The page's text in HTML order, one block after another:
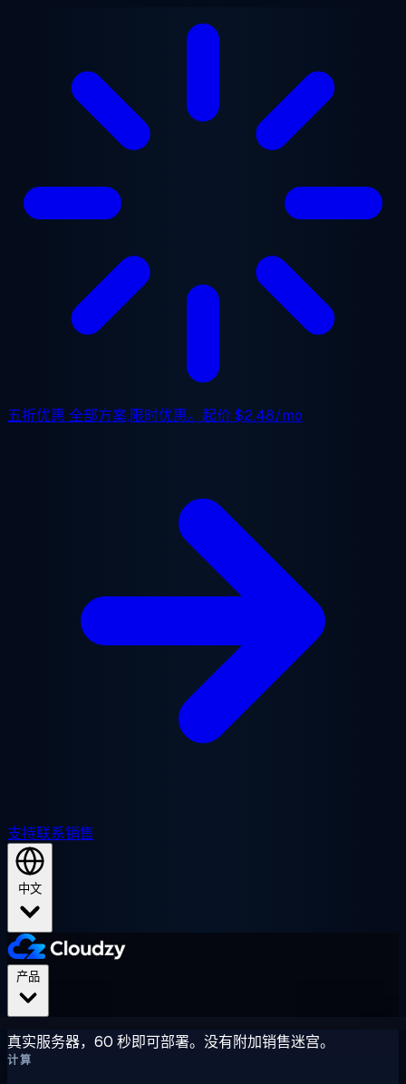
五折优惠 全部方案,限时优惠。起价$2.48/mo
支持联系销售
中文
真实服务器，60 秒即可部署。没有附加销售迷宫。
计算